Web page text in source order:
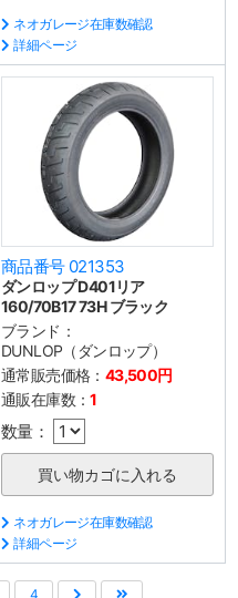
ネオガレージ在庫数確認
詳細ページ
商品番号 021353
ダンロップ D401リア
160/70B17 73H ブラック
ブランド：
DUNLOP（ダンロップ）
通常販売価格： 43,500円
通販在庫数：1
数量：
ネオガレージ在庫数確認
詳細ページ
4